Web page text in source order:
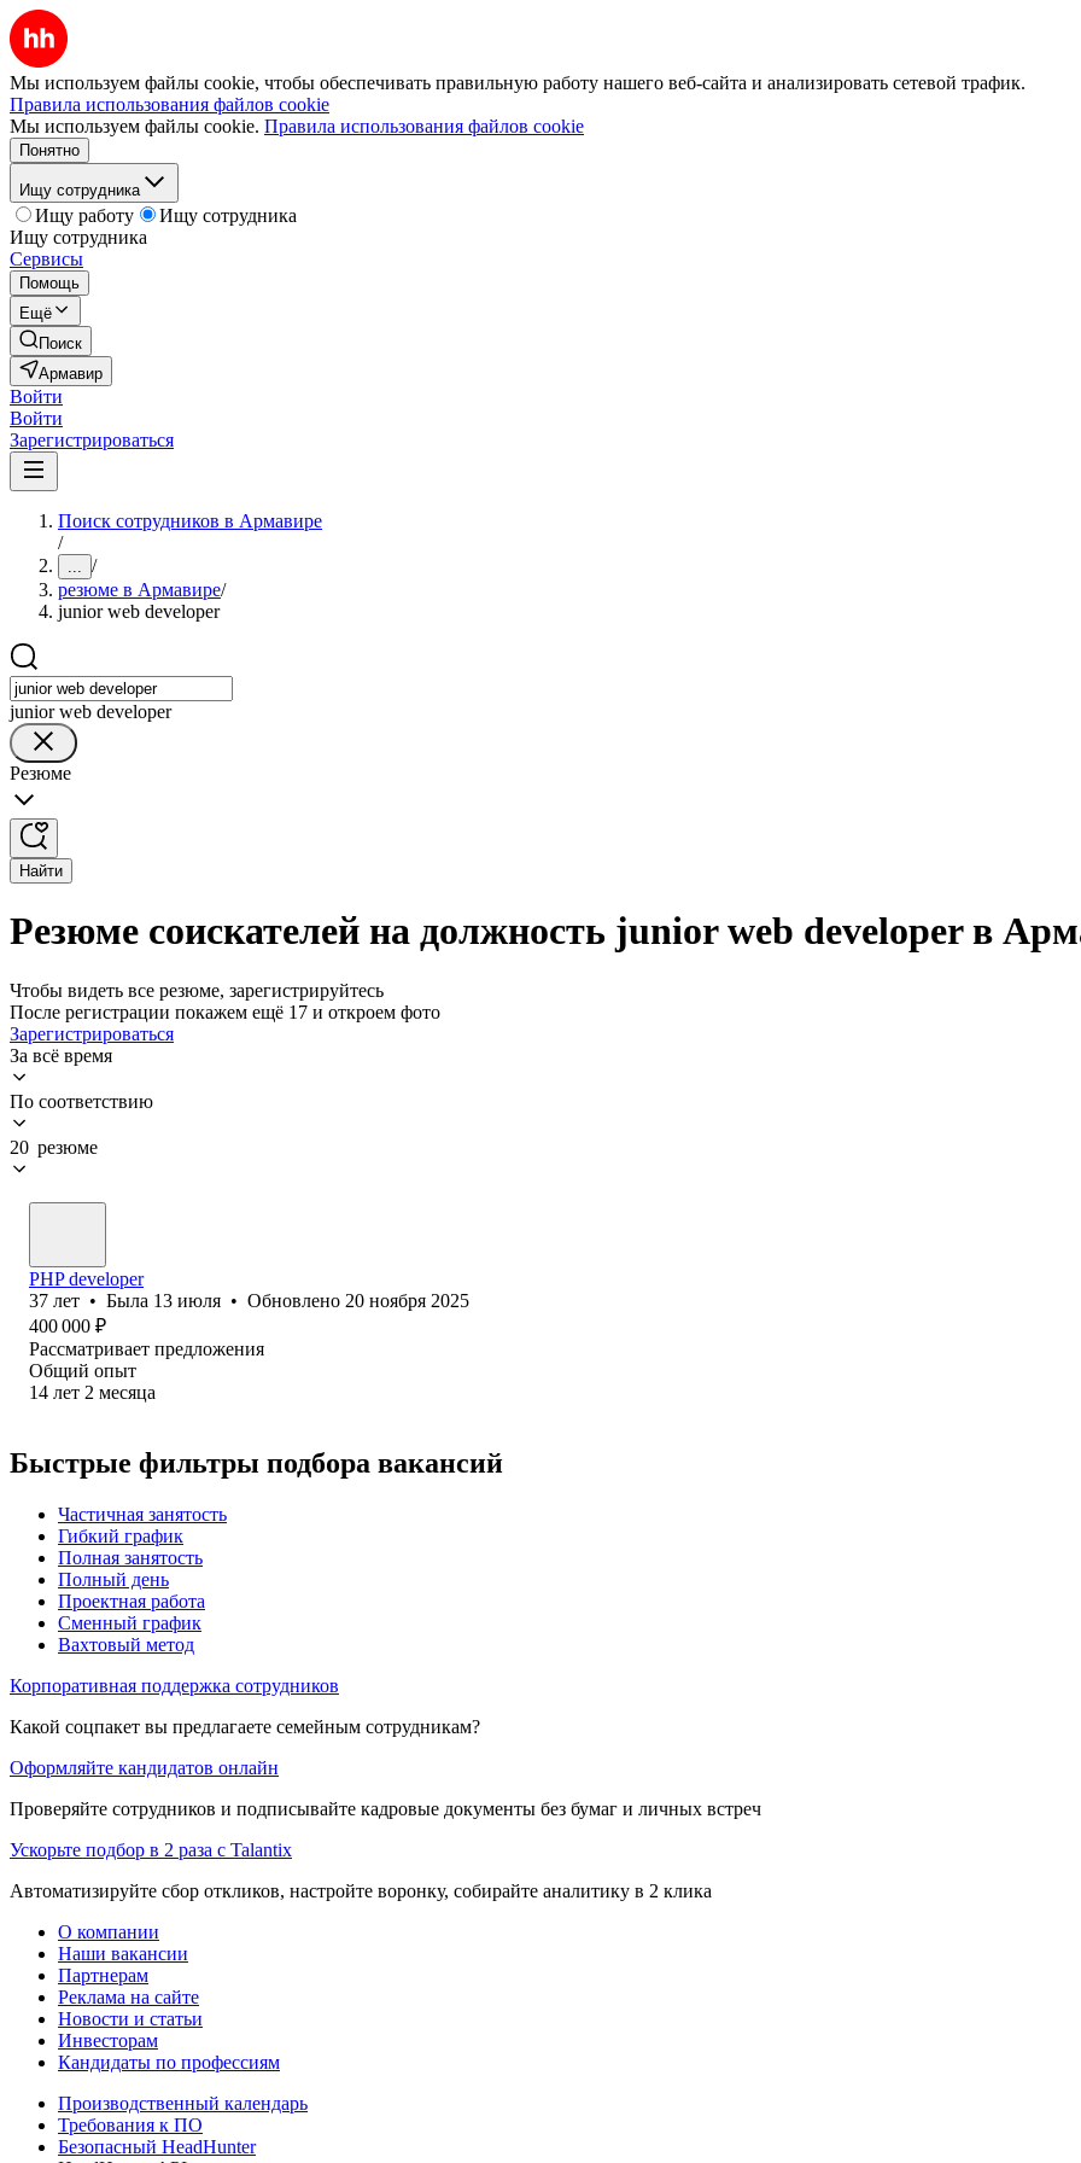
Мы используем файлы cookie, чтобы обеспечивать правильную работу нашего веб-сайта и анализировать сетевой трафик.
Правила использования файлов cookie
Мы используем файлы cookie. Правила использования файлов cookie
Понятно
Ищу сотрудника
Ищу работу
Ищу сотрудника
Ищу сотрудника
Сервисы
Помощь
Ещё
Поиск
Армавир
Войти
Войти
Зарегистрироваться
Поиск сотрудников в Армавире
/
... /
резюме в Армавире/
junior web developer
junior web developer
Резюме
Найти
Резюме соискателей на должность junior web developer в
Чтобы видеть все резюме, зарегистрируйтесь
После регистрации покажем ещё 17 и откроем фото
Зарегистрироваться
За всё время
По соответствию
20 резюме
PHP developer
37 лет • Была 13 июля • Обновлено 20 ноября 2025
400 000 ₽
Рассматривает предложения
Общий опыт
14 лет 2 месяца
Быстрые фильтры подбора вакансий
Частичная занятость
Гибкий график
Полная занятость
Полный день
Проектная работа
Сменный график
Вахтовый метод
Корпоративная поддержка сотрудников
Какой соцпакет вы предлагаете семейным сотрудникам?
Оформляйте кандидатов онлайн
Проверяйте сотрудников и подписывайте кадровые документы без бумаг и личных встреч
Ускорьте подбор в 2 раза с Talantix
Автоматизируйте сбор откликов, настройте воронку, собирайте аналитику в 2 клика
О компании
Наши вакансии
Партнерам
Реклама на сайте
Новости и статьи
Инвесторам
Кандидаты по профессиям
Производственный календарь
Требования к ПО
Безопасный HeadHunter